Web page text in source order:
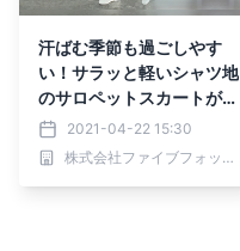
汗ばむ季節も過ごしやす
い！サラッと軽いシャツ地
のサロペットスカートが登
場
2021-04-22 15:30
株式会社ファイブフォックス